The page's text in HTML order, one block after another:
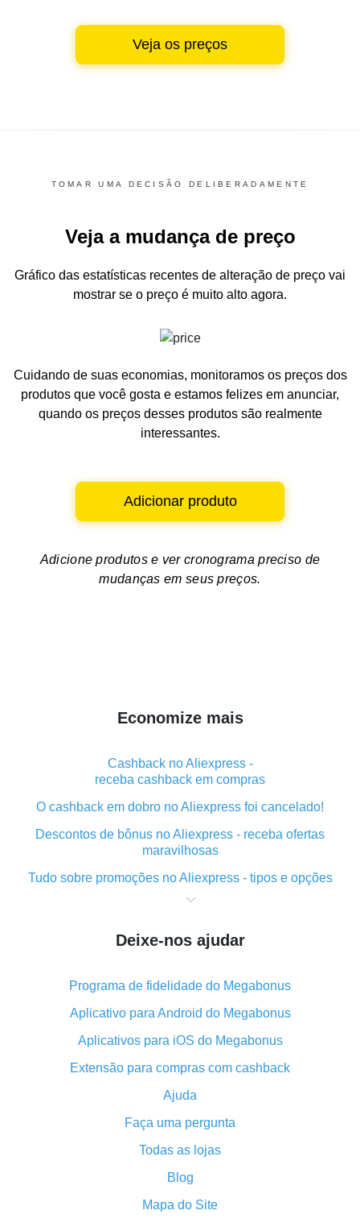
Veja os preços
TOMAR UMA DECISÃO DELIBERADAMENTE
Veja a mudança de preço
Gráfico das estatísticas recentes de alteração de preço vai
mostrar se o preço é muito alto agora.
Cuidando de suas economias, monitoramos os preços dos
produtos que você gosta e estamos felizes em anunciar,
quando os preços desses produtos são realmente
interessantes.
Adicionar produto
Adicione produtos e vercronograma preciso de
mudanças em seus preços.
Economize mais
Cashback no Aliexpress -
receba cashback em compras
O cashback em dobro no Aliexpress foi cancelado!
Descontos de bônus no Aliexpress - receba ofertas
maravilhosas
Tudo sobre promoções no Aliexpress - tipos e opções
O que é "cashback" ao realizar compras no Aliexpress
O melhor lugar para baixar o cashback do Aliexpress e
Qual o plug-in de cashback do Aliexpress e quais as
suas vantagens
Cashback do aplicativo móvel do AliExpress -
vantagens do plug-in
O cashback em dobro no Aliexpress foi cancelado!
Como usar o cashback no Aliexpress - manual
resumido
Tudo sobre como o cashback funciona no AliExpress
Código promocional do AliExpress - como ele
Deixe-nos ajudar
Programa de fidelidade do Megabonus
Aplicativo para Android do Megabonus
Aplicativos para iOS do Megabonus
Extensão para compras com cashback
Ajuda
Faça uma pergunta
Todas as lojas
Blog
Mapa do Site